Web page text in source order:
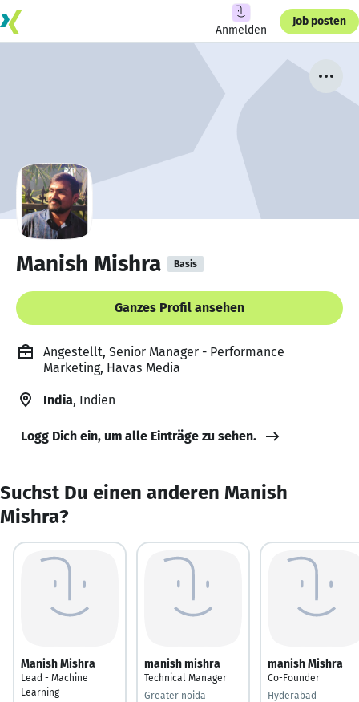
Anmelden
Job posten
Manish Mishra Basis
Ganzes Profil ansehen
Angestellt, Senior Manager - Performance
Marketing, Havas Media
India, Indien
Logg Dich ein, um alle Einträge zu sehen.
Suchst Du einen anderen Manish
Mishra?
Manish Mishra
Lead - Machine
Learning
manish mishra
Technical Manager
Greater noida
manish Mishra
Co-Founder
Hyderabad